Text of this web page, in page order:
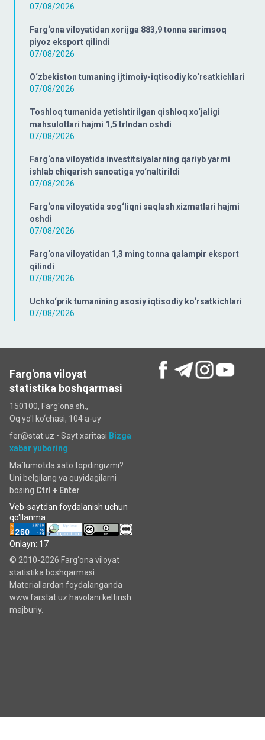
07/08/2026
Farg‘ona viloyatidan xorijga 883,9 tonna sarimsoq
piyoz eksport qilindi
07/08/2026
O‘zbekiston tumaning ijtimoiy-iqtisodiy ko‘rsatkichlari
07/08/2026
Toshloq tumanida yetishtirilgan qishloq xo‘jaligi
mahsulotlari hajmi 1,5 trlndan oshdi
07/08/2026
Farg‘ona viloyatida investitsiyalarning qariyb yarmi
ishlab chiqarish sanoatiga yo‘naltirildi
07/08/2026
Farg‘ona viloyatida sog‘liqni saqlash xizmatlari hajmi
oshdi
07/08/2026
Farg‘ona viloyatidan 1,3 ming tonna qalampir eksport
qilindi
07/08/2026
Uchko‘prik tumanining asosiy iqtisodiy ko‘rsatkichlari
07/08/2026
Farg'ona viloyat
statistika boshqarmasi
150100, Farg'ona sh.,
Oq yo'l ko‘chаsi, 104 a-uy
fer@stat.uz • Sayt xaritasi Bizga
xabar yuboring
Ma`lumotda xato topdingizmi?
Uni belgilang va quyidagilarni
bosing Ctrl + Enter
Veb-saytdan foydalanish uchun
qo'llanma
Onlayn: 17
© 2010-2026 Farg‘ona viloyat
statistika boshqarmasi
Materiallardan foydalanganda
www.farstat.uz havolani keltirish
majburiy.